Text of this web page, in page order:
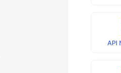
API